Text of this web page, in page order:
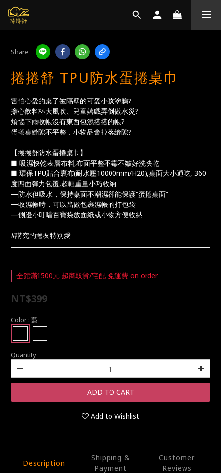
Share
捲捲舒 TPU防水蛋捲桌巾
害怕心愛的桌子被隔壁的可愛小孩塗鴉?
擔心飲料杯大風吹、兒童嬉戲弄倒做水災?
煩惱下雨收帳沒有東西包濕搭搭的帳?
蛋捲桌縫隙不平整，小物品會掉落縫隙?
【捲捲舒防水蛋捲桌巾】
■ 吸濕快乾表層布料,布面平整不霉不皺好洗快乾
■ 環保TPU貼合裏布(耐水壓10000mm/H20),桌面大小通吃, 360
度四面彈力包覆,超輕重量小巧收納
—防水但吸水，保持桌面不潮濕卻能保護“蛋捲桌面”
—收濕帳時，可以當做包裹濕帳的打包袋
—側邊小叮噹百寶袋放面紙或小物方便收納
#講究的捲友特別愛
全館滿1500元 超商取貨/宅配 免運費 on order
NT$399
Color : 藍
Quantity
ADD TO CART
Add to Wishlist
Description
Shipping &
Payment
Customer
Reviews